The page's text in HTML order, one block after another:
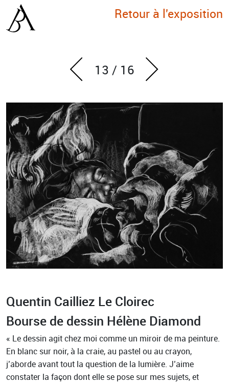
Retour à l'exposition
13 / 16
Quentin Cailliez Le Cloirec
Bourse de dessin Hélène Diamond
« Le dessin agit chez moi comme un miroir de ma peinture.
En blanc sur noir, à la craie, au pastel ou au crayon,
j’aborde avant tout la question de la lumière. J’aime
constater la façon dont elle se pose sur mes sujets, et